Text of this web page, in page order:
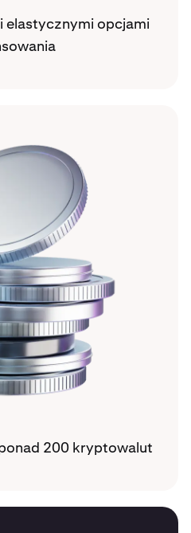
elastycznymi opcjami
200 kryptowalut